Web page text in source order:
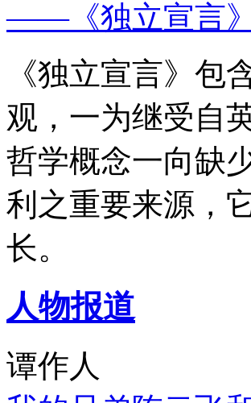
——《独立宣言
《独立宣言》包
观，一为继受自
哲学概念一向缺
利之重要来源，
长。
人物报道
谭作人